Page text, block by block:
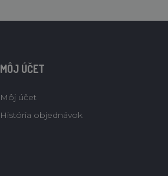
MÔJ ÚČET
Môj účet
História objednávok